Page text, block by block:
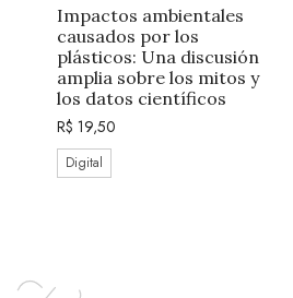
Impactos ambientales
causados por los
plásticos: Una discusión
amplia sobre los mitos y
los datos científicos
R$ 19,50
Digital